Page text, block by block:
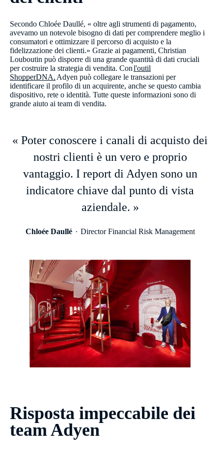
Secondo Chloée Daullé, « oltre agli strumenti di pagamento,
avevamo un notevole bisogno di dati per comprendere meglio i
consumatori e ottimizzare il percorso di acquisto e la
fidelizzazione dei clienti.» Grazie ai pagamenti, Christian
Louboutin può disporre di una grande quantità di dati cruciali
per costruire la strategia di vendita. Conl'outil
ShopperDNA,Adyen può collegare le transazioni per
identificare il profilo di un acquirente, anche se questo cambia
dispositivo, rete o identità. Tutte queste informazioni sono di
grande aiuto ai team di vendita.
« Poter conoscere i canali di acquisto dei
nostri clienti è un vero e proprio
vantaggio. I report di Adyen sono un
indicatore chiave dal punto di vista
aziendale. »
Chloée Daullé Director Financial Risk Management
Risposta impeccabile dei
team Adyen